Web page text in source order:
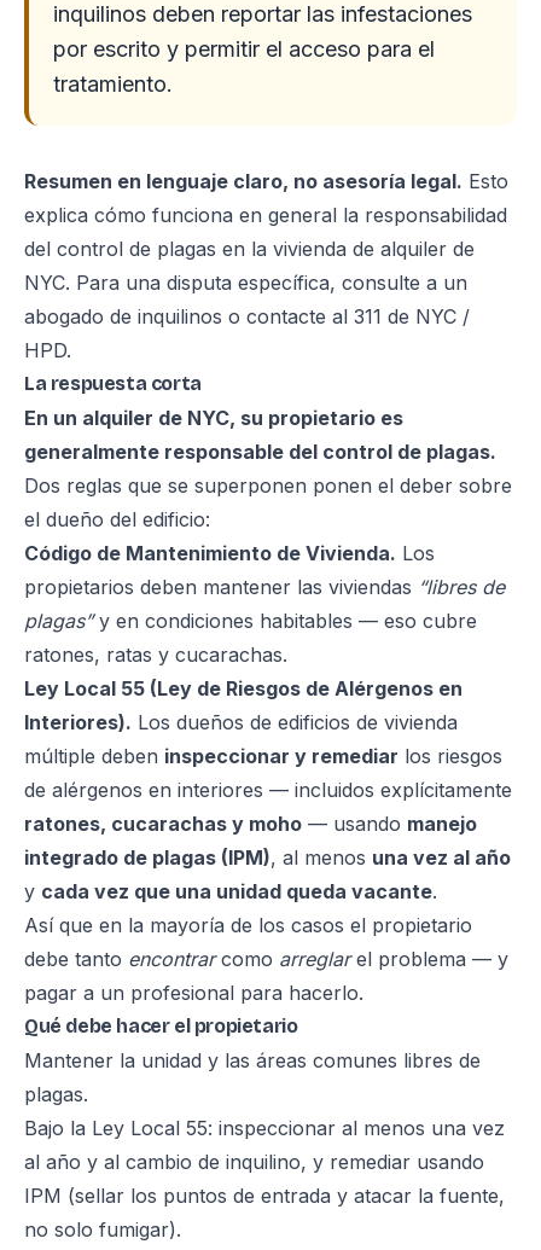
inquilinos deben reportar las infestaciones
por escrito y permitir el acceso para el
tratamiento.
Resumen en lenguaje claro, no asesoría legal. Esto
explica cómo funciona en general la responsabilidad
del control de plagas en la vivienda de alquiler de
NYC. Para una disputa específica, consulte a un
abogado de inquilinos o contacte al 311 de NYC /
HPD.
La respuesta corta
En un alquiler de NYC, su propietario es
generalmente responsable del control de plagas.
Dos reglas que se superponen ponen el deber sobre
el dueño del edificio:
Código de Mantenimiento de Vivienda. Los
propietarios deben mantener las viviendas “libres de
plagas”y en condiciones habitables — eso cubre
ratones, ratas y cucarachas.
Ley Local 55 (Ley de Riesgos de Alérgenos en
Interiores). Los dueños de edificios de vivienda
múltiple deben inspeccionar y remediar los riesgos
de alérgenos en interiores — incluidos explícitamente
ratones, cucarachas y moho — usando manejo
integrado de plagas (IPM), al menos una vez al año
y cada vez que una unidad queda vacante.
Así que en la mayoría de los casos el propietario
debe tanto encontrarcomo arreglarel problema — y
pagar a un profesional para hacerlo.
Qué debe hacer el propietario
Mantener la unidad y las áreas comunes libres de
plagas.
Bajo la Ley Local 55: inspeccionar al menos una vez
al año y al cambio de inquilino, y remediar usando
IPM (sellar los puntos de entrada y atacar la fuente,
no solo fumigar).